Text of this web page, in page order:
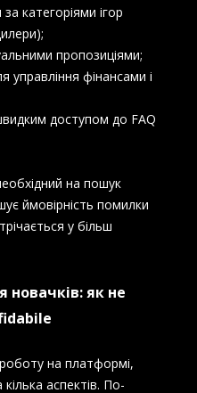
категоріями ігор
пропозиціями;
управління фінансами і
доступом до FAQ
на пошук
ймовірність помилки
у більш
новачків: як не
на платформі,
аспектів. По-